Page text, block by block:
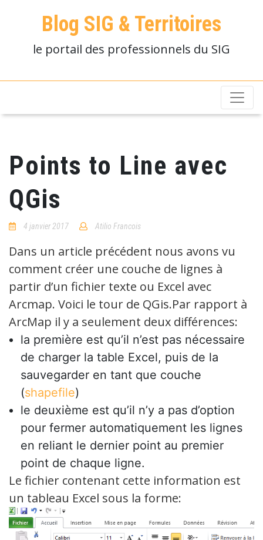
Blog SIG & Territoires
le portail des professionnels du SIG
Points to Line avec
QGis
4 janvier 2017 Atilio Francois
Dans un article précédent nous avons vu
comment créer une couche de lignes à
partir d’un fichier texte ou Excel avec
Arcmap. Voici le tour de QGis.Par rapport à
ArcMap il y a seulement deux différences:
la première est qu’il n’est pas nécessaire
de charger la table Excel, puis de la
sauvegarder en tant que couche
(shapefile)
le deuxième est qu’il n’y a pas d’option
pour fermer automatiquement les lignes
en reliant le dernier point au premier
point de chaque ligne.
Le fichier contenant cette information est
un tableau Excel sous la forme: